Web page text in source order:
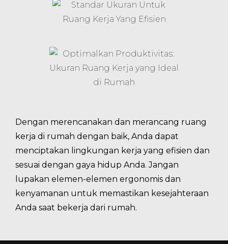
Dengan merencanakan dan merancang ruang
kerja di rumah dengan baik, Anda dapat
menciptakan lingkungan kerja yang efisien dan
sesuai dengan gaya hidup Anda. Jangan
lupakan elemen-elemen ergonomis dan
kenyamanan untuk memastikan kesejahteraan
Anda saat bekerja dari rumah.